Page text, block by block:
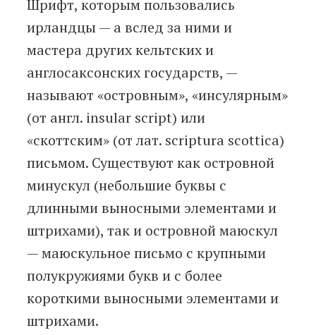
Шрифт, которым пользовались
ирландцы — а вслед за ними и
мастера других кельтских и
англосаксонских государств, —
называют «островным», «инсулярным»
(от англ. insular script) или
«скоттским» (от лат. scriptura scottica)
письмом. Существуют как островной
минускул (небольшие буквы с
длинными выносными элементами и
штрихами), так и островной маюскул
— маюскульное письмо с крупными
полукружиями букв и с более
короткими выносными элементами и
штрихами.